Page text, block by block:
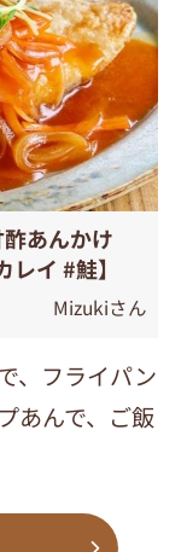
あんかけ
イ #鮭】
Mizukiさん
、フライパン
あんで、ご飯